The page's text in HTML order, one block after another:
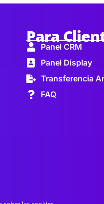
Para
Panel CRM
Panel Display
Transferencia
FAQ